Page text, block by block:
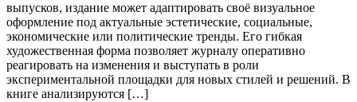
выпусков, издание может адаптировать своё визуальное
оформление под актуальные эстетические, социальные,
экономические или политические тренды. Его гибкая
художественная форма позволяет журналу оперативно
реагировать на изменения и выступать в роли
экспериментальной площадки для новых стилей и решений. В
книге анализируются […]